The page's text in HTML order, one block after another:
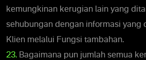
kemungkinan kerugian lain yang
sehubungan dengan informasi yang
Klien melalui Fungsi tambahan.
23. Bagaimana pun jumlah semua